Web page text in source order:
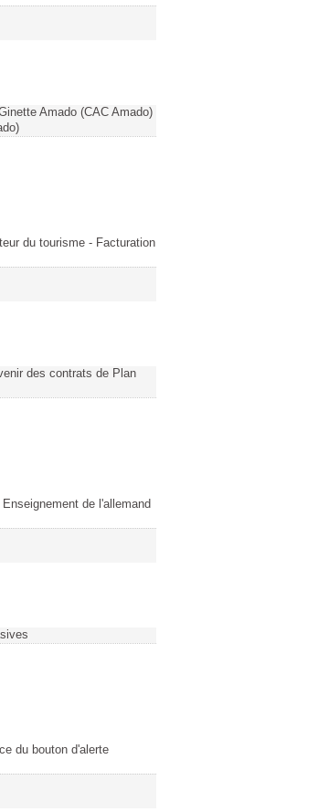
Amado (CAC Amado)
du tourisme - Facturation
des contrats de Plan
de l'allemand
du bouton d'alerte